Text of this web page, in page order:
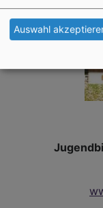
Auswahl